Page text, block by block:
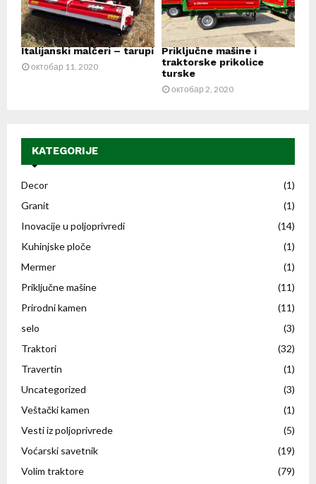
Italijanski malčeri – tarupi
октобар 11, 2020
Priključne mašine i
traktorske prikolice
turske
октобар 2, 2020
KATEGORIJE
Decor
(1)
Granit
(1)
Inovacije u poljoprivredi
(14)
Kuhinjske ploče
(1)
Mermer
(1)
Priključne mašine
(11)
Prirodni kamen
(11)
selo
(3)
Traktori
(32)
Travertin
(1)
Uncategorized
(3)
Veštački kamen
(1)
Vesti iz poljoprivrede
(5)
Voćarski savetnik
(19)
Volim traktore
(79)